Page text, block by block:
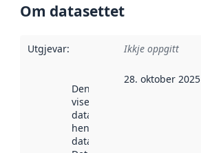
Om datasettet
Utgjevar: Ikkje oppgitt
Denne datoen
viser når
datasettet vart
henta inn av
data.norge.no.
28. oktober 2025